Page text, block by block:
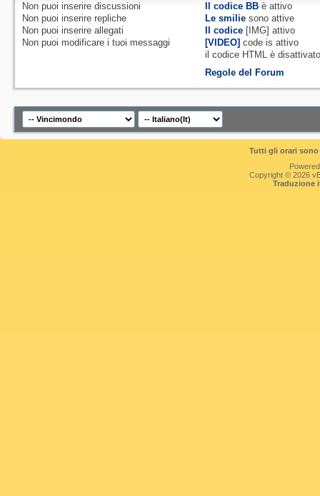
Non puoi inserire discussioni
Non puoi inserire repliche
Non puoi inserire allegati
Non puoi modificare i tuoi messaggi
Il codice BB èattivo
Le smilie sono attive
Il codice [IMG]attivo
[VIDEO] code isattivo
il codice HTML è
Regole del Forum
Tutti gli orari
Copyright © 2026
Traduzione